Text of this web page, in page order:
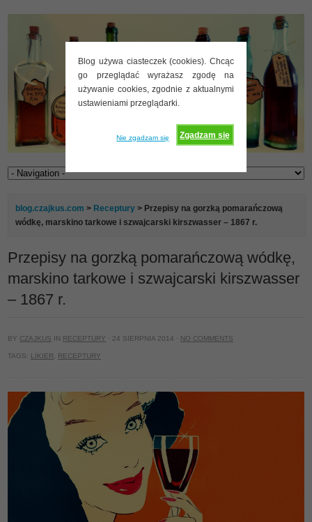
Blog używa ciasteczek (cookies). Chcąc
go przeglądać wyrażasz zgodę na
używanie cookies, zgodnie z aktualnymi
ustawieniami przeglądarki.
Zgadzam się
Nie zgadzam się
blog.czajkus.com > Receptury > Przepisy na gorzką pomarańczową
wódkę, marskino tarkowe i szwajcarski kirszwasser – 1867 r.
Przepisy na gorzką pomarańczową wódkę,
marskino tarkowe i szwajcarski kirszwasser
– 1867 r.
BY CZAJKUS IN RECEPTURY · 24 SIERPNIA 2014 · NO COMMENTS
TAGS: LIKIER RECEPTURY